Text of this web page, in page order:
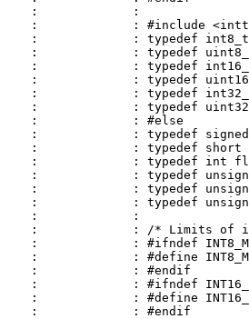
:             :
:             : #include
:             : typedef
:             : typedef
:             : typedef
:             : typedef
:             : typedef
:             : typedef
:             : #else
:             : typedef
:             : typedef short
:             : typedef int
:             : typedef
:             : typedef
:             : typedef
:             :
:             : /* Limits of
:             : #ifndef
:             : #define
:             : #endif
:             : #ifndef
:             : #define
:             : #endif